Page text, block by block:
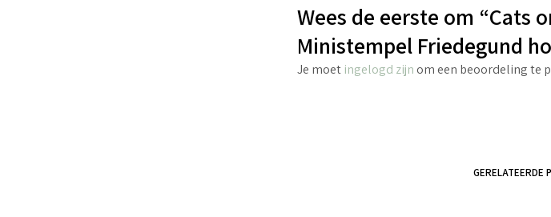
Wees de eerste om “Cats
Ministempel Friedegund
Je moet ingelogd zijnom een beoordeling te
GERELATEERDE